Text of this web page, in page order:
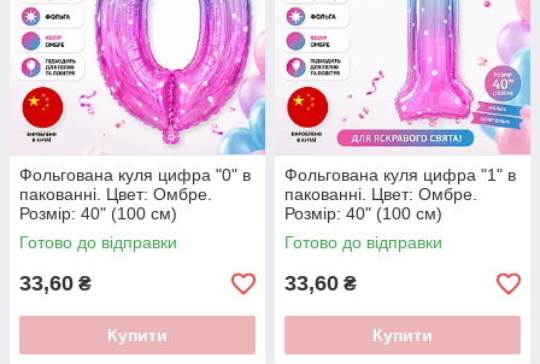
Фольгована куля цифра "0" в
пакованні. Цвет: Омбре.
Розмір: 40" (100 см)
Готово до відправки
33,60 ₴
Купити
Фольгована куля цифра "1" в
пакованні. Цвет: Омбре.
Розмір: 40" (100 см)
Готово до відправки
33,60 ₴
Купити